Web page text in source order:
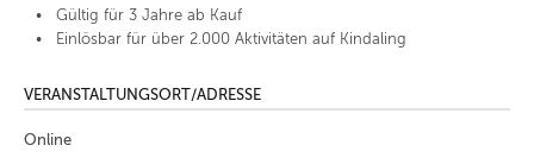
Gültig für 3 Jahre ab Kauf
Einlösbar für über 2.000 Aktivitäten auf Kindaling
VERANSTALTUNGSORT/ADRESSE
Online